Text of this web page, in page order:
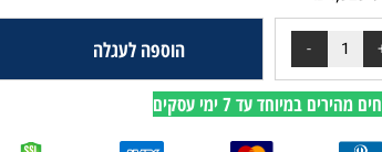
₪
הוספה לעגלה
במיוחד עד 7 ימי עסקים